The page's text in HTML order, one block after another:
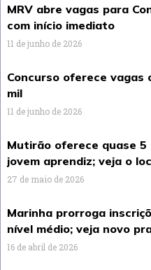
MRV abre vagas para
com início imediato
11 de junho de 2026
Concurso oferece vagas
mil
11 de junho de 2026
Mutirão oferece quase
jovem aprendiz; veja o
27 de maio de 2026
Marinha prorroga
nível médio; veja novo
16 de abril de 2026